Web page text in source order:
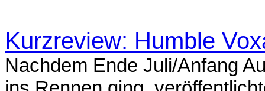
Kurzreview: Humble
Nachdem Ende Juli/Anfang